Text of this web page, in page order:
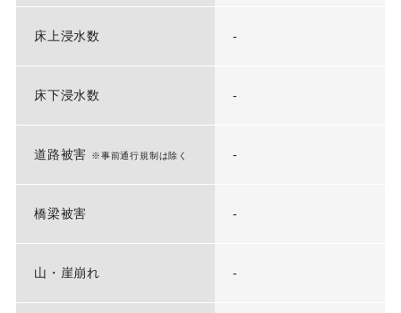
床上浸水数 -
床下浸水数 -
道路被害 ※事前通行規制は除く -
橋梁被害 -
山・崖崩れ -